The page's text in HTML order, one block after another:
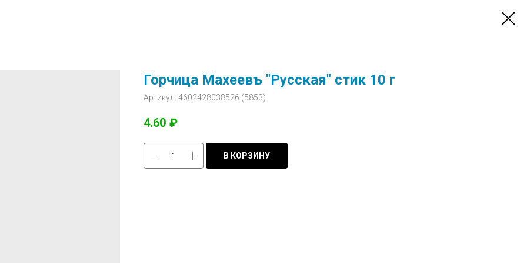
Горчица Махеевъ "Русская" стик 10 г
Артикул: 4602428038526 (5853)
4.60 ₽
В КОРЗИНУ